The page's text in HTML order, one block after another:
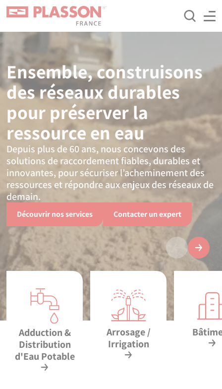
Aller
principal
Ensemble, construisons
des réseaux durables
pour préserver la
ressource en eau
Depuis plus de 60 ans, nous concevons des
solutions de raccordement fiables, durables et
innovantes, pour sécuriser l’acheminement des
ressources et répondre aux enjeux des réseaux de
demain.
Découvrir nos services Contacter un expert
Précédent
Adduction &
Distribution
d'Eau Potable
Arrosage /
Irrigation